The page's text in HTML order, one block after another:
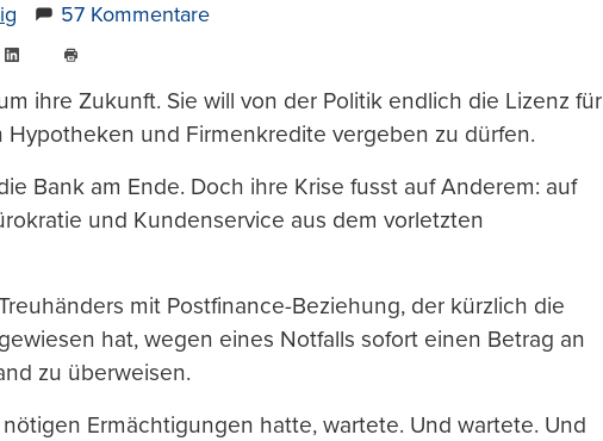
57 Kommentare
LinkedIn
drucken
ihre Zukunft. Sie will von der Politik endlich die Lizenz für
Hypotheken und Firmenkredite vergeben zu dürfen.
Bank am Ende. Doch ihre Krise fusst auf Anderem: auf
und Kundenservice aus dem vorletzten
mit Postfinance-Beziehung, der kürzlich die
hat, wegen eines Notfalls sofort einen Betrag an
zu überweisen.
nötigen Ermächtigungen hatte, wartete. Und wartete. Und